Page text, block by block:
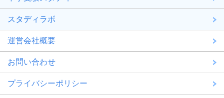
スタディラボ
運営会社概要
お問い合わせ
プライバシーポリシー